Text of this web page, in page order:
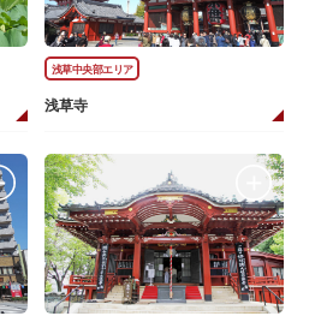
浅草中央部エリア
浅草寺